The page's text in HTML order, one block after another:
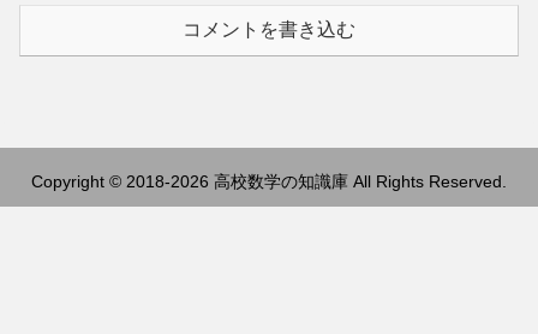
コメントを書き込む
Copyright © 2018-2026 高校数学の知識庫 All Rights Reserved.